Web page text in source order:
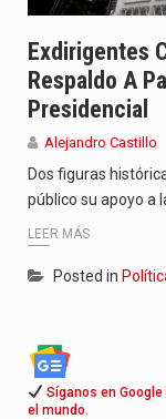
Exdirigentes
Respaldo A
Presidencial
Alejandro Castillo
Dos figuras
público su apoyo a
LEER MÁS
Posted in
Síganos en
el mundo.